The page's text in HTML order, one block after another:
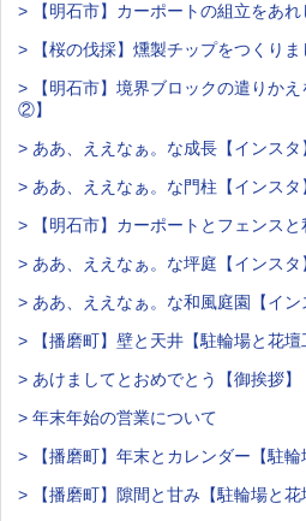
> 【明石市】カーポートの組立をあ
> 【桜の伐採】燻製チップをつくりま
> 【明石市】境界ブロックの遣りか
②】
> ああ、ええなぁ。な成長【インスタ
> ああ、ええなぁ。な門柱【インスタ
> 【明石市】カーポートとフェンス
> ああ、ええなぁ。な坪庭【インスタ
> ああ、ええなぁ。な和風庭園【イン
> 【播磨町】壁と天井【駐輪場と花壇
> あけましてとおめでとう【御挨拶】
> 年末年始の営業について
> 【播磨町】年末とカレンダー【駐輪
> 【播磨町】隙間と甘み【駐輪場と花